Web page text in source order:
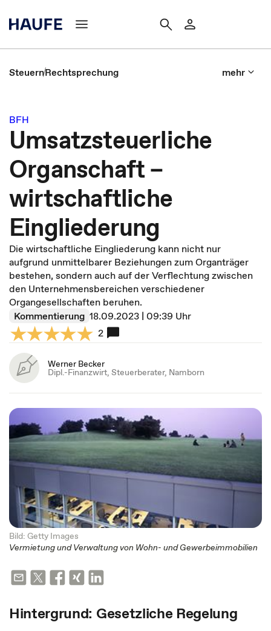
SteuernRechtsprechung mehr
BFH
Umsatzsteuerliche
Organschaft –
wirtschaftliche
Eingliederung
Die wirtschaftliche Eingliederung kann nicht nur
aufgrund unmittelbarer Beziehungen zum Organträger
bestehen, sondern auch auf der Verflechtung zwischen
den Unternehmensbereichen verschiedener
Organgesellschaften beruhen.
Kommentierung 18.09.2023 | 09:39 Uhr
2
Werner Becker
Dipl.-Finanzwirt, Steuerberater, Namborn
Bild: Getty Images
Vermietung und Verwaltung von Wohn- und Gewerbeimmobilien
Hintergrund: Gesetzliche Regelung